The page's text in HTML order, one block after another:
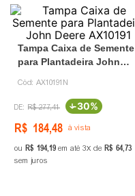
Tampa Caixa de Semente
para Plantadeira John
Cód: AX10191N
R$ 277,41 -30%
R$ 184,48 à vista
ou R$ 194,19 em até 3 de R$ 64,73
sem juros